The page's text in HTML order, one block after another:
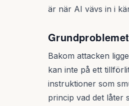
är när AI vävs in i
Bakom attacken
kan inte på ett
instruktioner som
princip vad det låter